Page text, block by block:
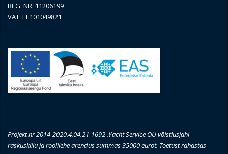
REG. NR. 11206199
VAT: EE101049821
Projekt nr 2014-2020.4.04.21-1692 .Yacht Service OÜ võistlusjahi
raskuskiilu ja roolilehe arendus summas 35000 eurot. Toetust rahastas